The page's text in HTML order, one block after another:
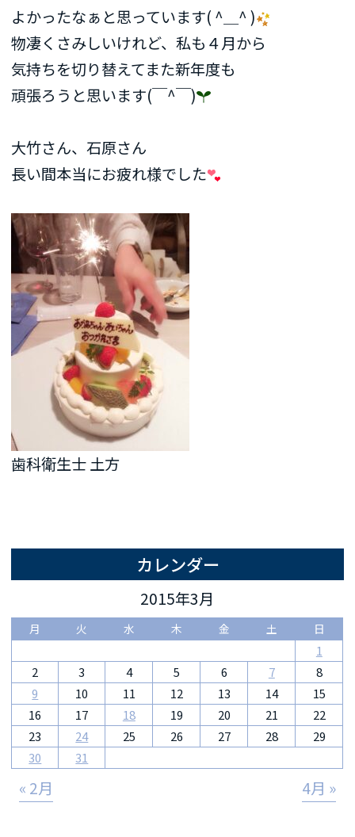
よかったなぁと思っています( ^＿^ )
物凄くさみしいけれど、私も４月から
気持ちを切り替えてまた新年度も
頑張ろうと思います(￣^￣)
大竹さん、石原さん
長い間本当にお疲れ様でした
歯科衛生士 土方
カレンダー
2015年3月
月 火 水 木 金 土 日
1
2
3 4 5 6 7
8
9
10 11 12 13 14
15
16
17 18 19 20 21
22
23
24 25 26 27 28
29
30
31
« 2月 4月 »